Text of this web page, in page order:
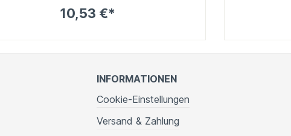
10,53 €*
INFORMATIONEN
Cookie-Einstellungen
Versand & Zahlung